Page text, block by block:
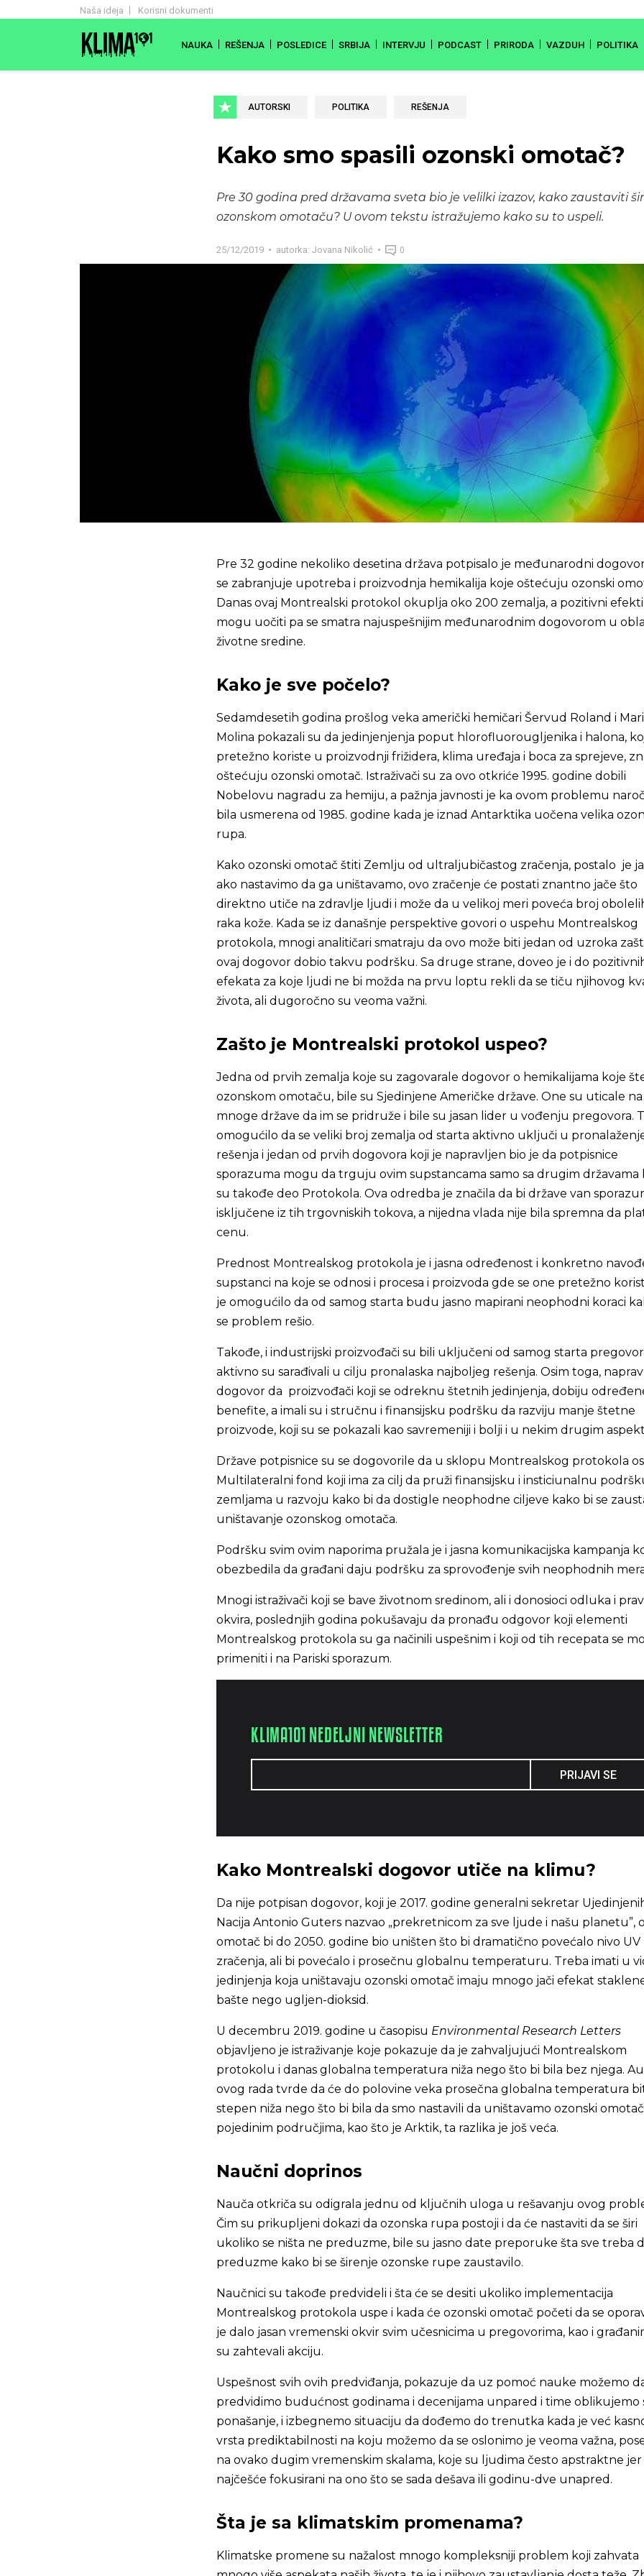
Naša ideja Korisni dokumenti
NAUKA REŠENJA POSLEDICE SRBIJA INTERVJU PODCAST PRIRODA VAZDUH POLITIKA
AUTORSKI POLITIKA REŠENJA
Kako smo spasili ozonski omotač?
Pre 30 godina pred državama sveta bio je velilki izazov, kako zaustaviti
ozonskom omotaču? U ovom tekstu istražujemo kako su to uspeli.
25/12/2019 autorka: Jovana Nikolić 0
Pre 32 godine nekoliko desetina država potpisalo je međunarodni
se zabranjuje upotreba i proizvodnja hemikalija koje oštećuju ozonski
Danas ovaj Montrealski protokol okuplja oko 200 zemalja, a pozitivni efekti
mogu uočiti pa se smatra najuspešnijim međunarodnim dogovorom u
životne sredine.
Kako je sve počelo?
Sedamdesetih godina prošlog veka američki hemičari Šervud Roland i
Molina pokazali su da jedinjenjenja poput hlorofluorougljenika i halona,
pretežno koriste u proizvodnji frižidera, klima uređaja i boca za sprejeve,
oštećuju ozonski omotač. Istraživači su za ovo otkriće 1995. godine dobili
Nobelovu nagradu za hemiju, a pažnja javnosti je ka ovom problemu
bila usmerena od 1985. godine kada je iznad Antarktika uočena velika
rupa.
Kako ozonski omotač štiti Zemlju od ultraljubičastog zračenja, postalo je
ako nastavimo da ga uništavamo, ovo zračenje će postati znantno jače što
direktno utiče na zdravlje ljudi i može da u velikoj meri poveća broj
raka kože. Kada se iz današnje perspektive govori o uspehu Montrealskog
protokola, mnogi analitičari smatraju da ovo može biti jedan od uzroka
ovaj dogovor dobio takvu podršku. Sa druge strane, doveo je i do
efekata za koje ljudi ne bi možda na prvu loptu rekli da se tiču njihovog
života, ali dugoročno su veoma važni.
Zašto je Montrealski protokol uspeo?
Jedna od prvih zemalja koje su zagovarale dogovor o hemikalijama koje
ozonskom omotaču, bile su Sjedinjene Američke države. One su uticale na
mnoge države da im se pridruže i bile su jasan lider u vođenju pregovora.
omogućilo da se veliki broj zemalja od starta aktivno uključi u
rešenja i jedan od prvih dogovora koji je napravljen bio je da potpisnice
sporazuma mogu da trguju ovim supstancama samo sa drugim državama
su takođe deo Protokola. Ova odredba je značila da bi države van
isključene iz tih trgovniskih tokova, a nijedna vlada nije bila spremna da
cenu.
Prednost Montrealskog protokola je i jasna određenost i konkretno
supstanci na koje se odnosi i procesa i proizvoda gde se one pretežno
je omogućilo da od samog starta budu jasno mapirani neophodni koraci
se problem rešio.
Takođe, i industrijski proizvođači su bili uključeni od samog starta
aktivno su sarađivali u cilju pronalaska najboljeg rešenja. Osim toga,
dogovor da proizvođači koji se odreknu štetnih jedinjenja, dobiju
benefite, a imali su i stručnu i finansijsku podršku da razviju manje štetne
proizvode, koji su se pokazali kao savremeniji i bolji i u nekim drugim
Države potpisnice su se dogovorile da u sklopu Montrealskog protokola
Multilateralni fond koji ima za cilj da pruži finansijsku i insticiunalnu
zemljama u razvoju kako bi da dostigle neophodne ciljeve kako bi se
uništavanje ozonskog omotača.
Podršku svim ovim naporima pružala je i jasna komunikacijska kampanja
obezbedila da građani daju podršku za sprovođenje svih neophodnih
Mnogi istraživači koji se bave životnom sredinom, ali i donosioci odluka i
okvira, poslednjih godina pokušavaju da pronađu odgovor koji elementi
Montrealskog protokola su ga načinili uspešnim i koji od tih recepata se
primeniti i na Pariski sporazum.
KLIMA101 NEDELJNI NEWSLETTER
PRIJAVI SE
Kako Montrealski dogovor utiče na klimu?
Da nije potpisan dogovor, koji je 2017. godine generalni sekretar
Nacija Antonio Guters nazvao „prekretnicom za sve ljude i našu planetu”,
omotač bi do 2050. godine bio uništen što bi dramatično povećalo nivo UV
zračenja, ali bi povećalo i prosečnu globalnu temperaturu. Treba imati u
jedinjenja koja uništavaju ozonski omotač imaju mnogo jači efekat
bašte nego ugljen-dioksid.
U decembru 2019. godine u časopisu Environmental Research Letters
objavljeno je istraživanje koje pokazuje da je zahvaljujući Montrealskom
protokolu i danas globalna temperatura niža nego što bi bila bez njega.
ovog rada tvrde da će do polovine veka prosečna globalna temperatura
stepen niža nego što bi bila da smo nastavili da uništavamo ozonski
pojedinim područjima, kao što je Arktik, ta razlika je još veća.
Naučni doprinos
Nauča otkriča su odigrala jednu od ključnih uloga u rešavanju ovog
Čim su prikupljeni dokazi da ozonska rupa postoji i da će nastaviti da se širi
ukoliko se ništa ne preduzme, bile su jasno date preporuke šta sve treba
preduzme kako bi se širenje ozonske rupe zaustavilo.
Naučnici su takođe predvideli i šta će se desiti ukoliko implementacija
Montrealskog protokola uspe i kada će ozonski omotač početi da se
je dalo jasan vremenski okvir svim učesnicima u pregovorima, kao i
su zahtevali akciju.
Uspešnost svih ovih predviđanja, pokazuje da uz pomoć nauke možemo
predvidimo budućnost godinama i decenijama unpared i time oblikujemo
ponašanje, i izbegnemo situaciju da dođemo do trenutka kada je već
vrsta prediktabilnosti na koju možemo da se oslonimo je veoma važna,
na ovako dugim vremenskim skalama, koje su ljudima često apstraktne jer
najčešće fokusirani na ono što se sada dešava ili godinu-dve unapred.
Šta je sa klimatskim promenama?
Klimatske promene su nažalost mnogo kompleksniji problem koji zahvata